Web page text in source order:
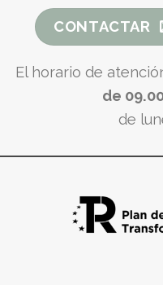
CONTACTAR
El horario de
de
de